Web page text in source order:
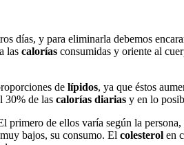
días, y para eliminarla debemos
las calorías consumidas y oriente al
de lípidos, ya que éstos
30% de las calorías diarias y en lo
primero de ellos varía según la
bajos, su consumo. El colesterol en